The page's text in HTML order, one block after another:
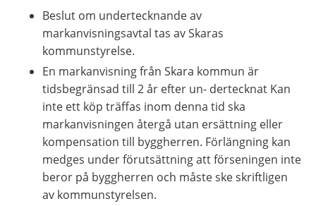
Beslut om undertecknande av
markanvisningsavtal tas av Skaras
kommunstyrelse.
En markanvisning från Skara kommun är
tidsbegränsad till 2 år efter un- dertecknat Kan
inte ett köp träffas inom denna tid ska
markanvisningen återgå utan ersättning eller
kompensation till byggherren. Förlängning kan
medges under förutsättning att förseningen inte
beror på byggherren och måste ske skriftligen
av kommunstyrelsen.